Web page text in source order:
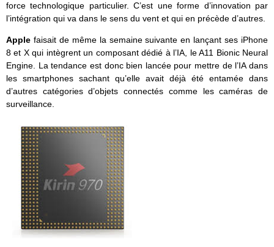
force technologique particulier. C’est une forme d’innovation par
l’intégration qui va dans le sens du vent et qui en précède d’autres.
Apple faisait de même la semaine suivante en lançant ses iPhone
8 et X qui intègrent un composant dédié à l’IA, le A11 Bionic Neural
Engine. La tendance est donc bien lancée pour mettre de l’IA dans
les smartphones sachant qu’elle avait déjà été entamée dans
d’autres catégories d’objets connectés comme les caméras de
surveillance.